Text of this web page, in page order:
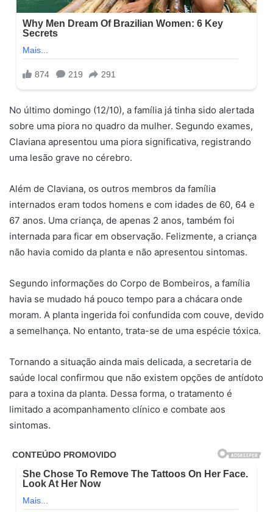
No último domingo (12/10), a família já tinha sido alertada
sobre uma piora no quadro da mulher. Segundo exames,
Claviana apresentou uma piora significativa, registrando
uma lesão grave no cérebro.
Além de Claviana, os outros membros da família
internados eram todos homens e com idades de 60, 64 e
67 anos. Uma criança, de apenas 2 anos, também foi
internada para ficar em observação. Felizmente, a criança
não havia comido da planta e não apresentou sintomas.
Segundo informações do Corpo de Bombeiros, a família
havia se mudado há pouco tempo para a chácara onde
moram. A planta ingerida foi confundida com couve, devido
a semelhança. No entanto, trata-se de uma espécie tóxica.
Tornando a situação ainda mais delicada, a secretaria de
saúde local confirmou que não existem opções de antídoto
para a toxina da planta. Dessa forma, o tratamento é
limitado a acompanhamento clínico e combate aos
sintomas.